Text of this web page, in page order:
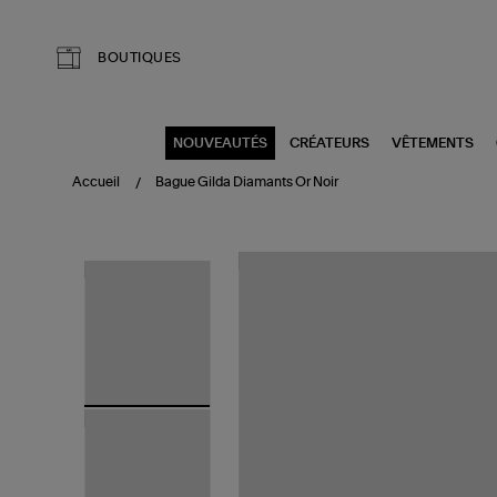
BOUTIQUES
NOUVEAUTÉS CRÉATEURS VÊTEMENTS
Accueil Bague Gilda Diamants Or Noir